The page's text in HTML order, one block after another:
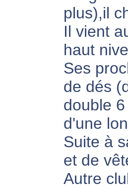
plus),il
Il vient
haut
Ses
de dés
double
d'une
Suite à
et de
Autre